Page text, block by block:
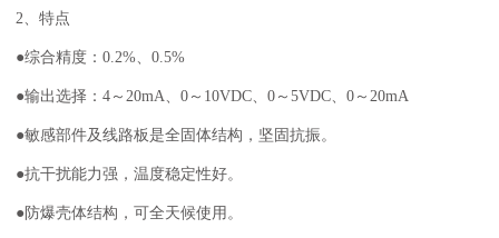
2、特点
●综合精度：0.2%、0.5%
●输出选择：4～20mA、0～10VDC、0～5VDC、0～20mA
●敏感部件及线路板是全固体结构，坚固抗振。
●抗干扰能力强，温度稳定性好。
●防爆壳体结构，可全天候使用。